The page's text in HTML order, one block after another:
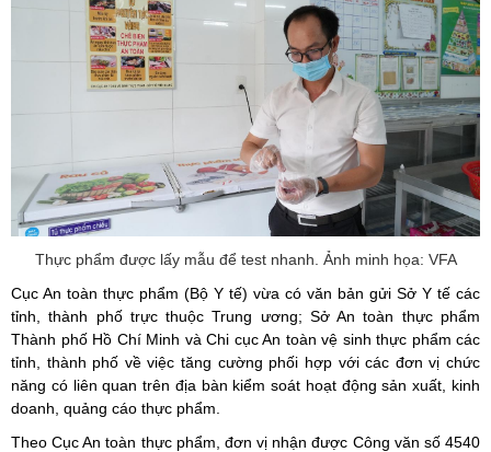
Thực phẩm được lấy mẫu để test nhanh. Ảnh minh họa: VFA
Cục An toàn thực phẩm (Bộ Y tế) vừa có văn bản gửi Sở Y tế các
tỉnh, thành phố trực thuộc Trung ương; Sở An toàn thực phẩm
Thành phố Hồ Chí Minh và Chi cục An toàn vệ sinh thực phẩm các
tỉnh, thành phố về việc tăng cường phối hợp với các đơn vị chức
năng có liên quan trên địa bàn kiểm soát hoạt động sản xuất, kinh
doanh, quảng cáo thực phẩm.
Theo Cục An toàn thực phẩm, đơn vị nhận được Công văn số 4540